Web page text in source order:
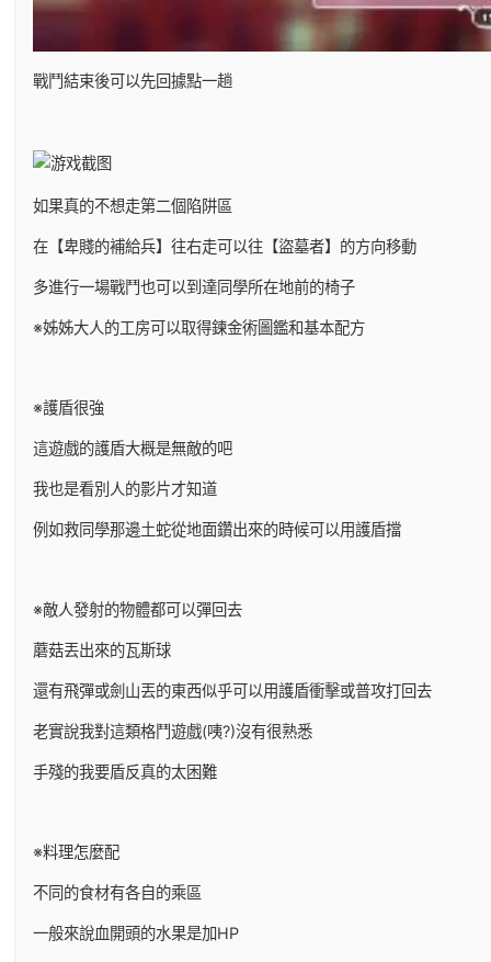
戰鬥結束後可以先回據點一趟
如果真的不想走第二個陷阱區
在【卑賤的補給兵】往右走可以往【盜墓者】的方向移動
多進行一場戰鬥也可以到達同學所在地前的椅子
※姊姊大人的工房可以取得鍊金術圖鑑和基本配方
※護盾很強
這遊戲的護盾大概是無敵的吧
我也是看別人的影片才知道
例如救同學那邊土蛇從地面鑽出來的時候可以用護盾擋
※敵人發射的物體都可以彈回去
蘑菇丟出來的瓦斯球
還有飛彈或劍山丟的東西似乎可以用護盾衝擊或普攻打回去
老實說我對這類格鬥遊戲(咦?)沒有很熟悉
手殘的我要盾反真的太困難
※料理怎麼配
不同的食材有各自的乘區
一般來說血開頭的水果是加HP